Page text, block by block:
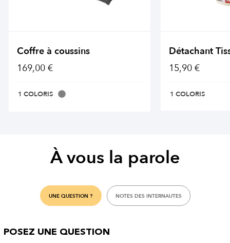
Coffre à coussins
169,00 €
1 COLORIS
Détachant
15,90 €
1 COLORIS
À vous la parole
UNE QUESTION ? NOTES DES INTERNAUTES
POSEZ UNE QUESTION